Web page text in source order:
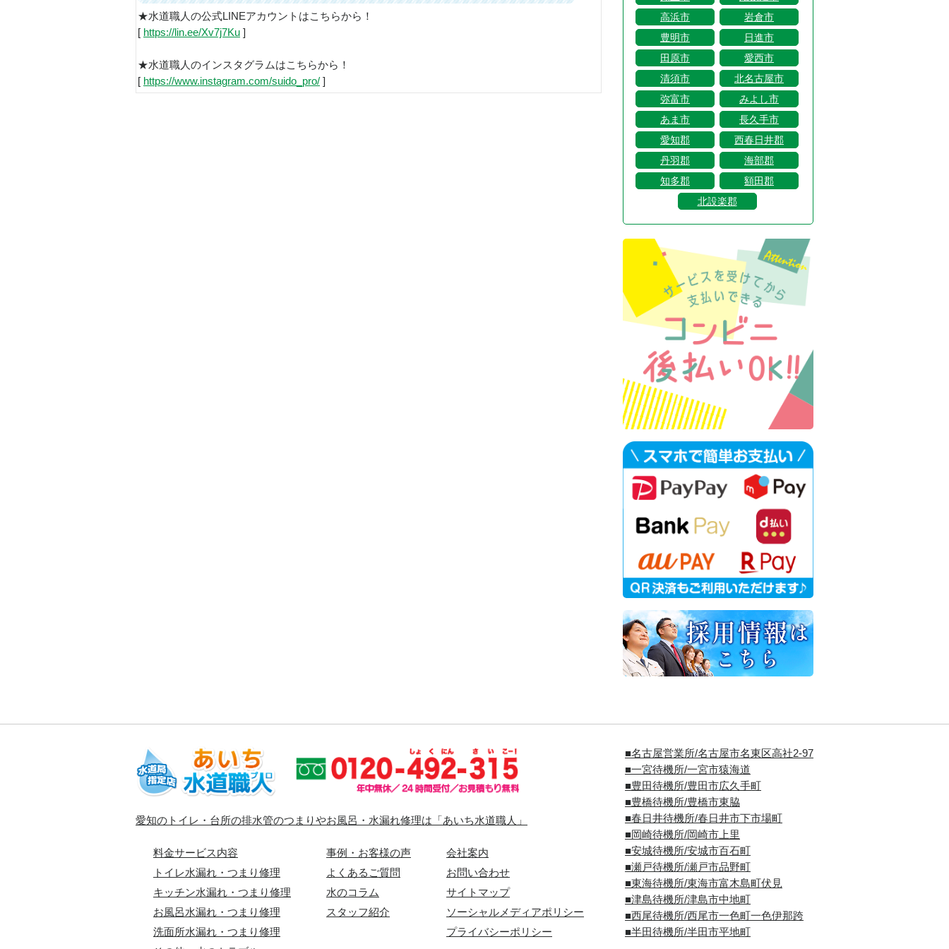
★水道職人の公式LINEアカウントはこちらから！
[ https://lin.ee/Xv7j7Ku ]
★水道職人のインスタグラムはこちらから！
[ https://www.instagram.com/suido_pro/ ]
高浜市
岩倉市
豊明市
日進市
田原市
愛西市
清須市
北名古屋市
弥富市
みよし市
あま市
長久手市
愛知郡
西春日井郡
丹羽郡
海部郡
知多郡
額田郡
北設楽郡
愛知のトイレ・台所の排水管のつまりやお風呂・水漏れ修理は「あいち水道職人」
料金サービス内容
トイレ水漏れ・つまり修理
キッチン水漏れ・つまり修理
お風呂水漏れ・つまり修理
洗面所水漏れ・つまり修理
事例・お客様の声
よくあるご質問
水のコラム
スタッフ紹介
会社案内
お問い合わせ
サイトマップ
ソーシャルメディアポリシー
プライバシーポリシー
■名古屋営業所/名古屋市名東区高社2-97
■一宮待機所/一宮市猿海道
■豊田待機所/豊田市広久手町
■豊橋待機所/豊橋市東脇
■春日井待機所/春日井市下市場町
■岡崎待機所/岡崎市上里
■安城待機所/安城市百石町
■瀬戸待機所/瀬戸市品野町
■東海待機所/東海市富木島町伏見
■津島待機所/津島市中地町
■西尾待機所/西尾市一色町一色伊那跨
■半田待機所/半田市平地町